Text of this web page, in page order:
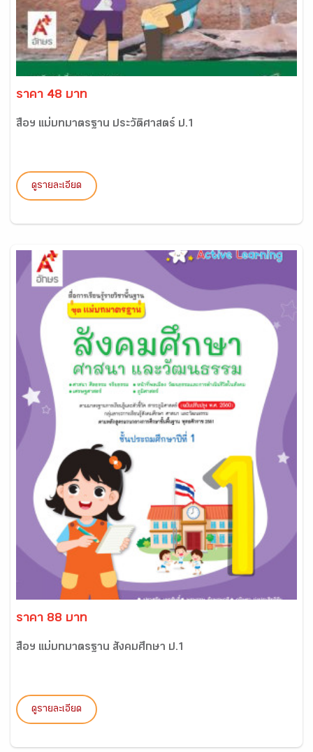
ราคา 48 บาท
สื่อฯ แม่บทมาตรฐาน ประวัติศาสตร์ ป.1
ดูรายละเอียด
ราคา 88 บาท
สื่อฯ แม่บทมาตรฐาน สังคมศึกษา ป.1
ดูรายละเอียด